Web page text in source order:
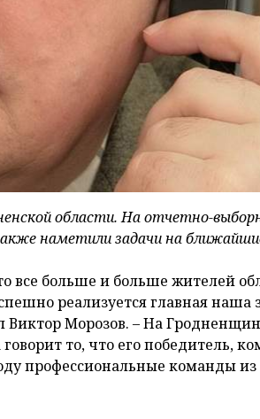
области. На отчетно-
наметили задачи на
все больше и больше жителей
реализуется главная наша
Виктор Морозов. – На
то, что его победитель,
профессиональные команды